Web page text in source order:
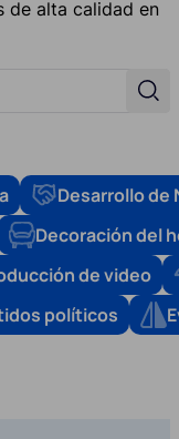
de alta calidad en
Desarrollo de
Decoración del
de video
políticos